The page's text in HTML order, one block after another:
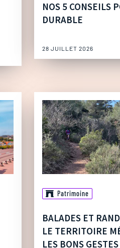
NOS 5 CONSEILS
DURABLE
28 JUILLET 2026
Patrimoine
BALADES ET
LE TERRITOIRE
LES BONS